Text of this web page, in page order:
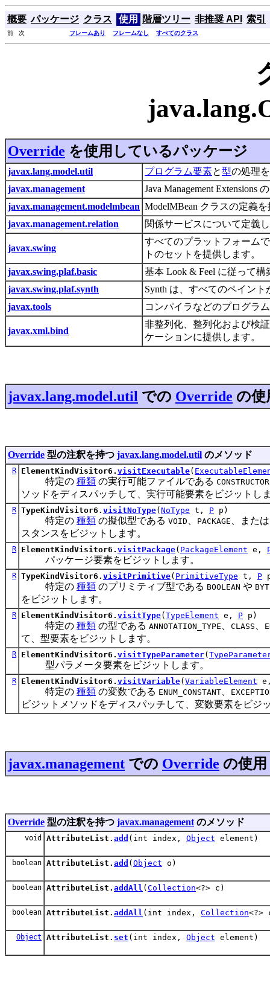
概要 パッケージ クラス 使用 階層ツリー 非推奨 API 索引
前 次 フレームあり フレームなし すべてのクラス
Override を使用しているパッケージ
javax.lang.model.util プログラム要素と型の処理
javax.management
Java Management
javax.management.modelmbean ModelMBean クラスの定義
javax.management.relation
関係サービスについて定義
javax.swing
すべてのプラットフォーム
トのセットを提供します。
javax.swing.plaf.basic
基本 Look & Feel に従って
javax.swing.plaf.synth
Synth は、すべてのペイン
javax.tools
コンパイラなどのプログラ
javax.xml.bind
非整列化、整列化および検
ケーションに提供します。
javax.lang.model.util での Override の使
Override 型の注釈を持つ javax.lang.model.util のメソッド
R ElementKindVisitor6. visitExecutable(
特定の 種類 の実行可能ファイルである CONSTRUCTOR
ソッドをディスパッチして、実行可能要素をビジットし
R TypeKindVisitor6. visitNoType( NoType t, P p)
特定の 種類 の擬似型である VOID PACKAGE
、また
スタンスをビジットします。
R ElementKindVisitor6. visitPackage( PackageElement e,
パッケージ要素をビジットします。
R TypeKindVisitor6. visitPrimitive( PrimitiveType t, P
特定の 種類 のプリミティブ型である BOOLEAN や
をビジットします。
R ElementKindVisitor6. visitType( TypeElement e, P p)
特定の 種類 の型である ANNOTATION_TYPE CLASS
て、型要素をビジットします。
R ElementKindVisitor6. visitTypeParameter(
型パラメータ要素をビジットします。
R ElementKindVisitor6. visitVariable( VariableElement
特定の 種類 の変数である ENUM_CONSTANT
ビジットメソッドをディスパッチして、変数要素をビジ
javax.management での Override の使用
Override 型の注釈を持つ javax.management のメソッド
void AttributeList. add (int index, Object element)
boolean AttributeList. add ( Object o)
boolean AttributeList. addAll ( Collection<?> c)
boolean AttributeList. addAll (int index, Collection<?>
Object AttributeList. set (int index, Object element)